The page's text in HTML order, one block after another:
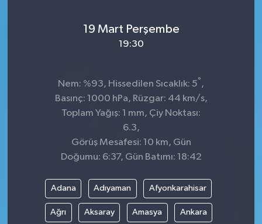
19 Mart Perşembe
19:30
Nem: %93, Hissedilen Sıcaklık: 5° ,
Basınç: 1000 hPa, Rüzgar: 44 km/s,
Toplam Yağış: 1 mm, Çiy Noktası:
6.3,
Görüş Mesafesi: 10 km, Gün
Doğumu: 6:37, Gün Batımı: 18:42
Adana Adıyaman Afyonkarahisar
Ağrı Aksaray Amasya Ankara